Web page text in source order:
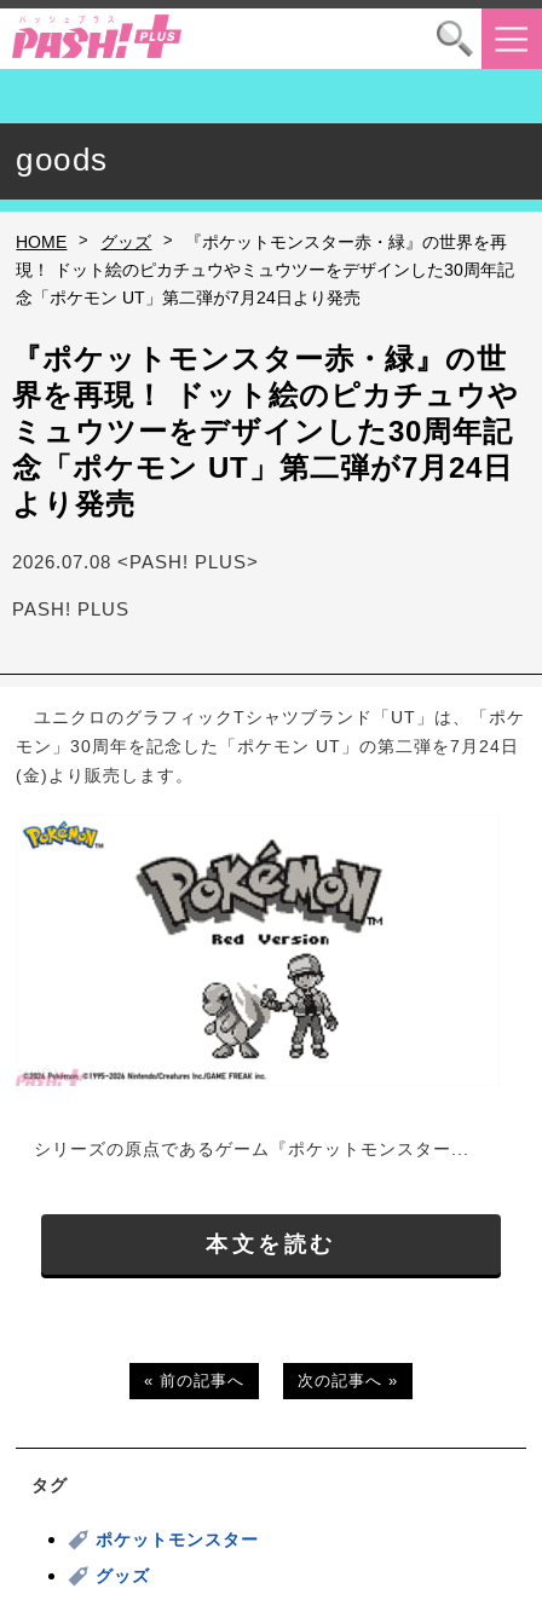
goods
HOME > グッズ >
『ポケットモンスター赤・緑』の世界を再
現！ ドット絵のピカチュウやミュウツーをデザインした30周年記
念「ポケモン UT」第二弾が7月24日より発売
『ポケットモンスター赤・緑』の世
界を再現！ ドット絵のピカチュウや
ミュウツーをデザインした30周年記
念「ポケモン UT」第二弾が7月24日
より発売
2026.07.08 <PASH! PLUS>
PASH! PLUS
ユニクロのグラフィックTシャツブランド「UT」は、「ポケ
モン」30周年を記念した「ポケモン UT」の第二弾を7月24日
(金)より販売します。
シリーズの原点であるゲーム『ポケットモンスター...
本文を読む
« 前の記事へ 次の記事へ »
タグ
ポケットモンスター
グッズ